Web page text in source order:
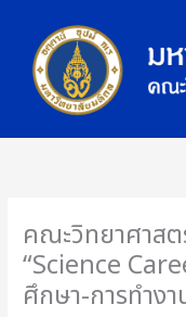
content
คณะวิทยาศาส
“Science
ศึกษา-การทำง
ม